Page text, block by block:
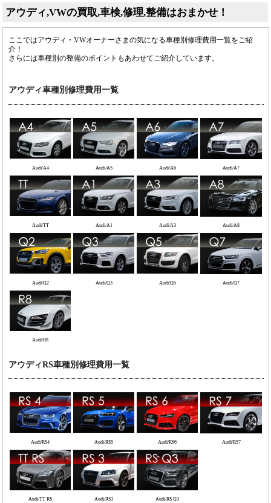
アウディ,VWの買取,車検,修理,整備はおまかせ！
ここではアウディ・VWオーナーさまの気になる車種別修理費用一覧をご紹
介！
さらには車種別の整備のポイントもあわせてご紹介しています。
アウディ車種別修理費用一覧
Audi/A4 Audi/A5 Audi/A6 Audi/A7
Audi/TT Audi/A1 Audi/A3 Audi/A8
Audi/Q2 Audi/Q3 Audi/Q5 Audi/Q7
Audi/R8
アウディRS車種別修理費用一覧
Audi/RS4 Audi/RS5 Audi/RS6 Audi/RS7
Audi/TT RS Audi/RS3 Audi/RS Q3